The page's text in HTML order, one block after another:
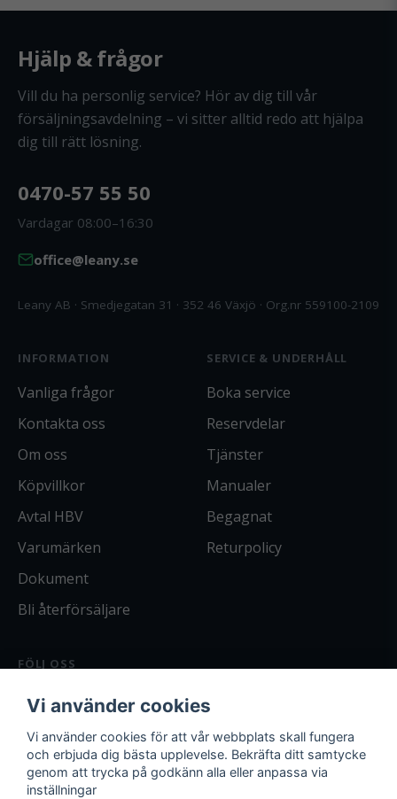
Hjälp & frågor
Vill du ha personlig service? Hör av dig till vår
försäljningsavdelning – vi sitter alltid redo att hjälpa
dig till rätt lösning.
0470-57 55 50
Vardagar 08:00–16:30
office@leany.se
Leany AB · Smedjegatan 31 · 352 46 Växjö · Org.nr 559100-2109
INFORMATION
Vanliga frågor
Kontakta oss
Om oss
Köpvillkor
Avtal HBV
Varumärken
Dokument
Bli återförsäljare
SERVICE & UNDERHÅLL
Boka service
Reservdelar
Tjänster
Manualer
Begagnat
Returpolicy
FÖLJ OSS
Facebook
Instagram
Bli kund
Logga in
Vi använder cookies
Vi använder cookies för att vår webbplats skall fungera
och erbjuda dig bästa upplevelse. Bekräfta ditt samtycke
genom att trycka på godkänn alla eller anpassa via
inställningar